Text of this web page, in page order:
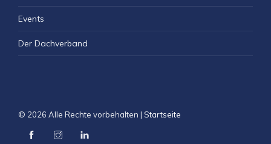
Events
Der Dachverband
© 2026 Alle Rechte vorbehalten | Startseite